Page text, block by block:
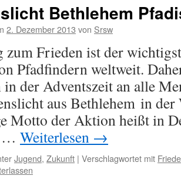
Bethlehem
2. Dezember 2013 von Srsw
zum Frieden ist der
Pfadfindern weltweit.
der Adventszeit an alle
aus Bethlehem in der
Motto der Aktion heißt in
… Weiterlesen →
Jugend, Zukunft | Verschlagwortet mit